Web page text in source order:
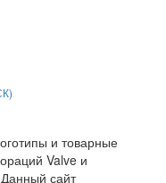
и товарные
Valve и
сайт